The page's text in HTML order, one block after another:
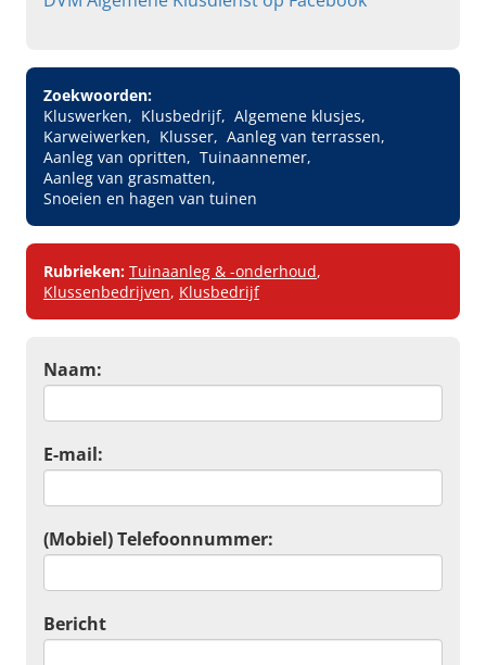
Zoekwoorden:
Kluswerken
Klusbedrijf
Algemene klusjes
Karweiwerken
Klusser
Aanleg van terrassen
Aanleg van opritten
Tuinaannemer
Aanleg van grasmatten
Snoeien en hagen van tuinen
Rubrieken: Tuinaanleg & -onderhoud,
Klussenbedrijven, Klusbedrijf
Naam:
E-mail:
(Mobiel) Telefoonnummer:
Bericht